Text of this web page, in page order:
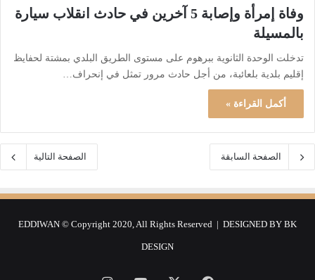
وفاة إمرأة وإصابة 5 آخرين في حادث انقلاب سيارة
بالمسيلة
تدخلت الوحدة الثانوية ببرهوم على مستوى الطريق البلدي بمشتة لحفايظ
إقليم بلدية بلعائبة، من أجل حادث مرور تمثل في إنحراف…
أكمل القراءة »
الصفحة السابقة الصفحة التالية
EDDIWAN © Copyright 2020, All Rights Reserved | DESIGNED BY BK
DESIGN